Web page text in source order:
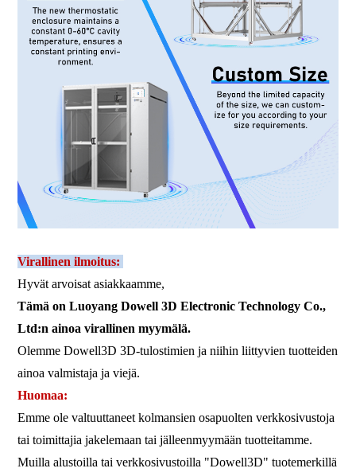
Virallinen ilmoitus:
Hyvät arvoisat asiakkaamme,
Tämä on Luoyang Dowell 3D Electronic Technology Co.,
Ltd:n ainoa virallinen myymälä.
Olemme Dowell3D 3D-tulostimien ja niihin liittyvien tuotteiden
ainoa valmistaja ja viejä.
Huomaa:
Emme ole valtuuttaneet kolmansien osapuolten verkkosivustoja
tai toimittajia jakelemaan tai jälleenmyymään tuotteitamme.
Muilla alustoilla tai verkkosivustoilla "Dowell3D" tuotemerkillä